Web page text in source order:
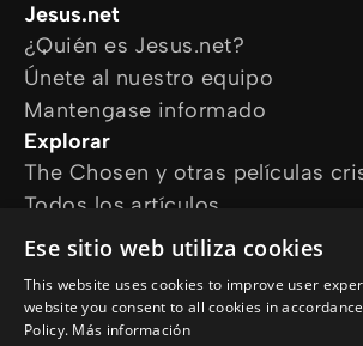
Jesus.net
¿Quién es Jesus.net?
Únete al nuestro equipo
Mantengase informado
Explorar
The Chosen y otras películas
Todos los artículos
Cursos online
¿Cómo podemos ayudarte?
Devocional diario
Ese sitio web utiliza cookies
This website uses cookies to improve user
website you consent to all cookies in
Policy. Más información